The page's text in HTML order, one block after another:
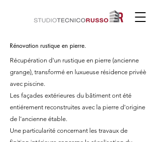
Rénovation rustique en pierre.
Récupération d'un rustique en pierre (ancienne
grange), transformé en luxueuse résidence privéè
avec piscine.
Les façades extérieures du bâtiment ont été
entiérement reconstruites avec la pierre d'origine
de l'ancienne étable.
Une particularité concernant les travaux de